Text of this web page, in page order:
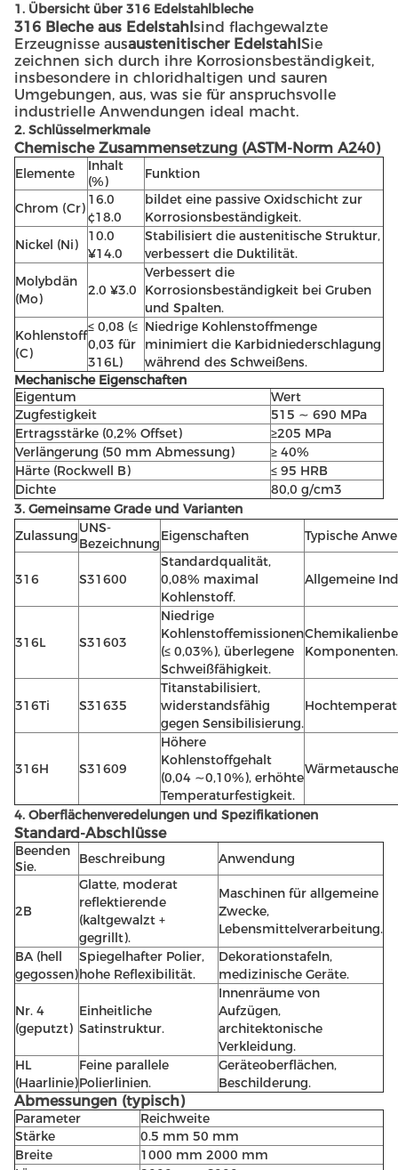
1. Übersicht über 316 Edelstahlbleche
316 Bleche aus Edelstahlsind flachgewalzte
Erzeugnisse ausaustenitischer EdelstahlSie
zeichnen sich durch ihre Korrosionsbeständigkeit,
insbesondere in chloridhaltigen und sauren
Umgebungen, aus, was sie für anspruchsvolle
industrielle Anwendungen ideal macht.
2. Schlüsselmerkmale
Chemische Zusammensetzung (ASTM-Norm A240)
Elemente
Inhalt
(%)
Funktion
Chrom (Cr)
16.0
¢18.0
bildet eine passive Oxidschicht zur
Korrosionsbeständigkeit.
Nickel (Ni)
10.0
¥14.0
Stabilisiert die austenitische Struktur,
verbessert die Duktilität.
Molybdän
(Mo)
2.0 ¥3.0
Verbessert die
Korrosionsbeständigkeit bei Gruben
und Spalten.
Kohlenstoff
(C)
≤ 0,08 (≤
0,03 für
316L)
Niedrige Kohlenstoffmenge
minimiert die Karbidniederschlagung
während des Schweißens.
Mechanische Eigenschaften
Eigentum
Wert
Zugfestigkeit
515 ∼ 690 MPa
Ertragsstärke (0,2% Offset)
≥205 MPa
Verlängerung (50 mm Abmessung)
≥ 40%
Härte (Rockwell B)
≤ 95 HRB
Dichte
80,0 g/cm3
3. Gemeinsame Grade und Varianten
ZulassungUNS-
BezeichnungEigenschaften Typische
316 S31600
Standardqualität,
0,08% maximal
Kohlenstoff.
Allgemeine
316L S31603
Niedrige
Kohlenstoffemissionen
(≤ 0,03%), überlegene
Schweißfähigkeit.
Komponenten.
316Ti S31635
Titanstabilisiert,
widerstandsfähig
gegen Sensibilisierung.
316H S31609
Höhere
Kohlenstoffgehalt
(0,04 ∼0,10%), erhöhte
Temperaturfestigkeit.
4. Oberflächenveredelungen und Spezifikationen
Standard-Abschlüsse
Beenden
Sie.
Beschreibung Anwendung
2B
Glatte, moderat
reflektierende
(kaltgewalzt +
gegrillt).
Maschinen für allgemeine
Zwecke,
Lebensmittelverarbeitung.
BA (hell
gegossen)
Spiegelhafter Polier,
hohe Reflexibilität.
Dekorationstafeln,
medizinische Geräte.
Nr. 4
(geputzt)
Einheitliche
Satinstruktur.
Innenräume von
Aufzügen,
architektonische
Verkleidung.
HL
(Haarlinie)
Feine parallele
Polierlinien.
Geräteoberflächen,
Beschilderung.
Abmessungen (typisch)
Parameter
Reichweite
Stärke
0.5 mm 50 mm
Breite
1000 mm 2000 mm